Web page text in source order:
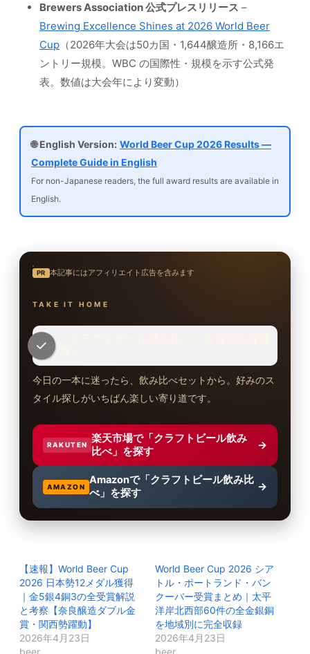
Brewers Association 公式プレスリリース –
Brewing Excellence Shines at 2026 World Beer
Cup （2026年大会は50カ国・1,644醸造所・8,166エ
ントリー規模。WBC の国際性・規模を示す公式発
表。数値は大会年により変動）
🌐 English Version: World Beer Cup 2026 Results —
Complete Guide in English
For non-Japanese readers, the full award results are available in
English.
PR 本記事にはアフィリエイト広告を含みます
TAKE IT HOME
今日の一本に迷ったら、飲み比べセットから。好みのス
タイル探しがいちばん楽しい寄り道です。
RAKUTEN
楽天市場で「クラフトビール飲み
比べ」を探す
→
AMAZON
Amazonで「クラフトビール飲み比
べ」を探す
→
【速報】World Beer Cup
2026 日本勢12メダル獲得
｜金5銀4銅3の全受賞解説
と考察【奈良醸造ダブル金
賞・関西勢躍動】
2026年4月23日
World Beer Cup 2026 シア
トル・ポートランド・バン
クーバー受賞まとめ｜太平
洋岸北西部60件の全金銀銅
を地域別に完全収録
2026年4月23日